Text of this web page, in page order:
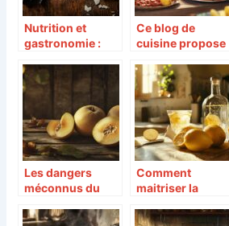
Nutrition et
gastronomie :
différences entre
truffes noires et
truffes blanches
?
Ce blog de
cuisine propose
innovantes pour
sublimer votre
barbecue
Les dangers
méconnus du
légendes
Comment
maitriser la
limoncello